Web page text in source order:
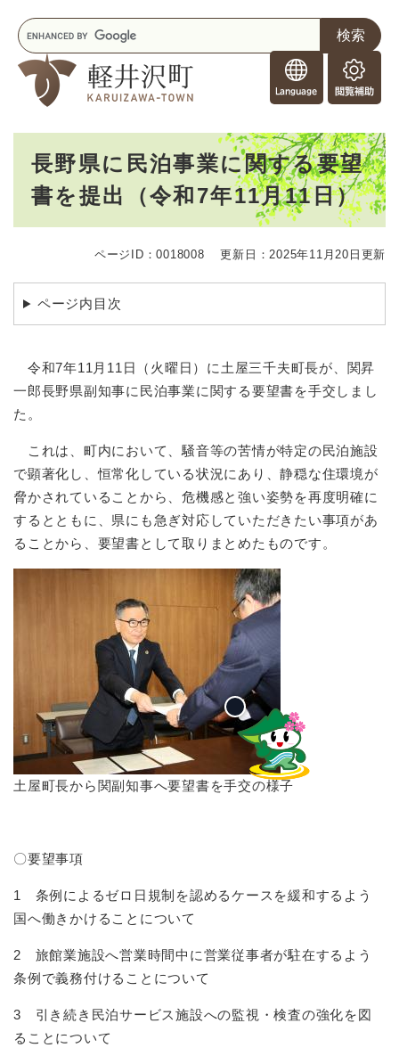
o
r
e
i
g
n
e
s
閲
覧
助
キ
ー
ワ
長野県に民泊事業に関する要望
書を提出（令和7年11月11日）
ページID：0018008 更新日：2025年11月20日更新
ページ内目次
令和7年11月11日（火曜日）に土屋三千夫町長が、関昇
一郎長野県副知事に民泊事業に関する要望書を手交しまし
た。
これは、町内において、騒音等の苦情が特定の民泊施設
で顕著化し、恒常化している状況にあり、静穏な住環境が
脅かされていることから、危機感と強い姿勢を再度明確に
するとともに、県にも急ぎ対応していただきたい事項があ
ることから、要望書として取りまとめたものです。
​土屋町長から関副知事へ要望書を手交の様子
〇要望事項
1 条例によるゼロ日規制を認めるケースを緩和するよう
国へ働きかけることについて
2 旅館業施設へ営業時間中に営業従事者が駐在するよう
条例で義務付けることについて
3 引き続き民泊サービス施設への監視・検査の強化を図
ることについて